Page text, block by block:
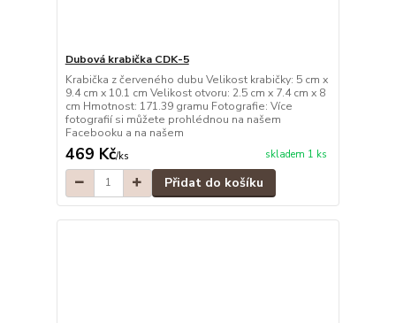
Dubová krabička CDK-5
Krabička z červeného dubu Velikost krabičky: 5 cm x
9.4 cm x 10.1 cm Velikost otvoru: 2.5 cm x 7.4 cm x 8
cm Hmotnost: 171.39 gramu Fotografie: Více
fotografií si můžete prohlédnou na našem
Facebooku a na našem
469 Kč/ks skladem 1 ks
Přidat do košíku